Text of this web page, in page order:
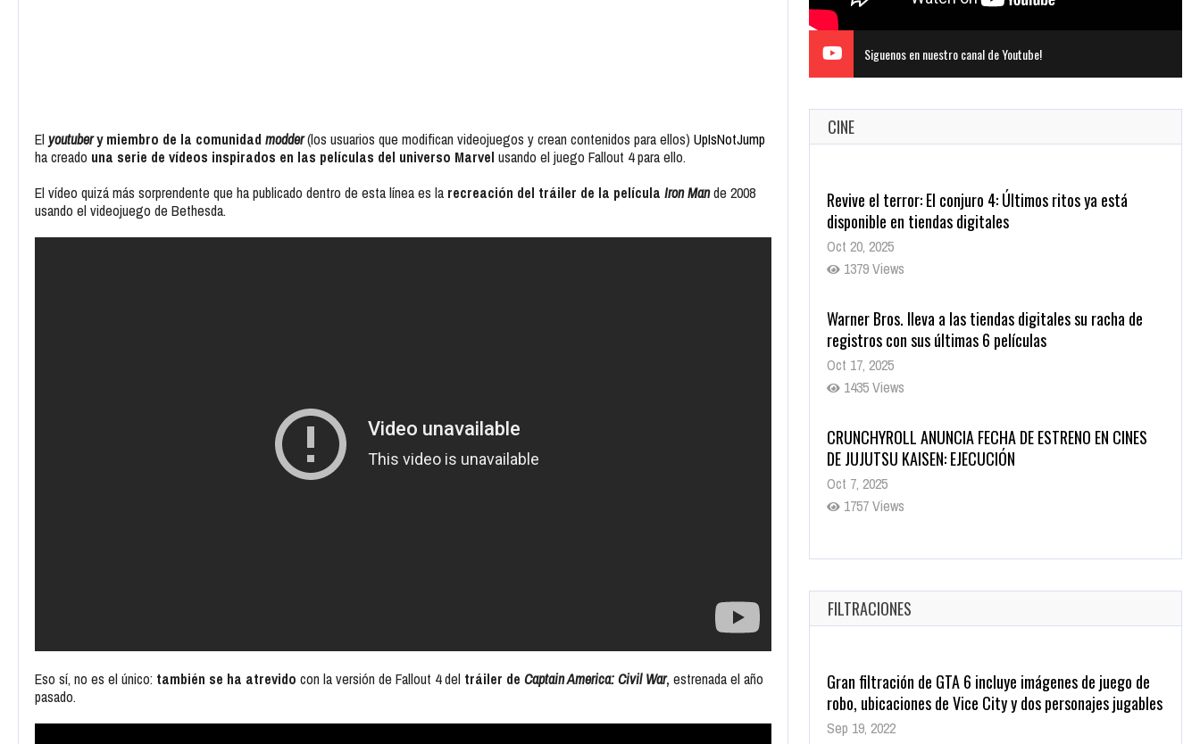
El youtubery miembro de la comunidad modder(los usuarios que modifican videojuegos y crean contenidos para ellos) UpIsNotJump
ha creado una serie de vídeos inspirados en las películas del universo Marvel usando el juego Fallout 4para ello.
El vídeo quizá más sorprendente que ha publicado dentro de esta línea es la recreación del tráiler de la película Iron Mande 2008
usando el videojuego de Bethesda.
Eso sí, no es el único: también se ha atrevido con la versión de Fallout 4del tráiler de Captain America: Civil War, estrenada el año
pasado.
Siguenos en nuestro canal de Youtube!
CINE
Warner Bros. lleva a las tiendas digitales su racha de
registros con sus últimas 6 películas
Oct 17, 2025
1435 Views
CRUNCHYROLL ANUNCIA FECHA DE ESTRENO EN CINES
DE JUJUTSU KAISEN: EJECUCIÓN
Oct 7, 2025
1757 Views
5 Películas de Terror Basadas en la Vida Real que te
Helarán la Sangre
Oct 22, 2025
1337 Views
Revive el terror: El conjuro 4: Últimos ritos ya está
Oct 20, 2025
1379 Views
FILTRACIONES
Gran filtración de GTA 6 incluye imágenes de juego de
robo, ubicaciones de Vice City y dos personajes jugables
Sep 19, 2022